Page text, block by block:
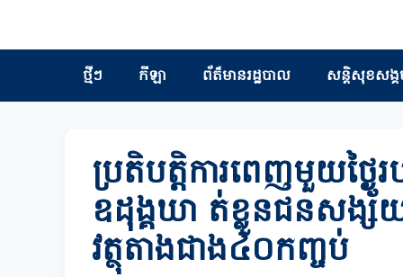
ថ្មីៗ កីឡា ព័ត៏មានរដ្ឋបាល សន្តិសុខសង្
ប្រតិបត្ដិការពេញមួយថ្ង
ឧដុង្គឃា ត់ខ្លួនជនសង្ស័
វត្ថុតាងជាង៤០កញ្ចប់